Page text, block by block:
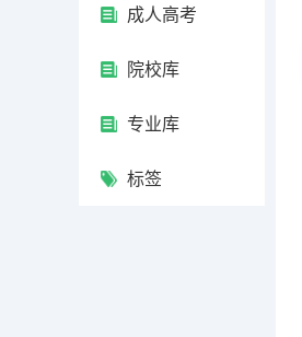
成人高考
院校库
专业库
标签